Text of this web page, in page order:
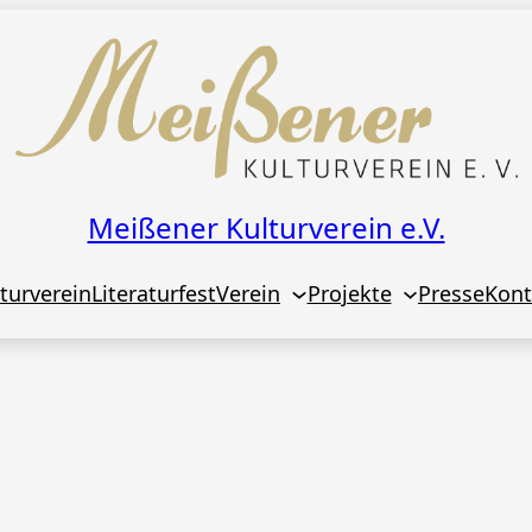
Meißener Kulturverein e.V.
LiteraturfestVerein Projekte Presse